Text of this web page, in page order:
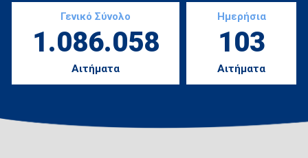
Γενικό Σύνολο
1.086.058
Αιτήματα
Ημερήσια
103
Αιτήματα